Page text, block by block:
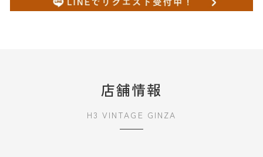
店舗情報
H3 VINTAGE GINZA